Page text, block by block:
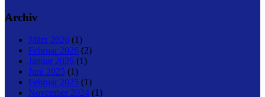
Archiv
März 2026 (1)
Februar 2026 (2)
Januar 2026 (1)
Juni 2025 (1)
Februar 2025 (1)
November 2024 (1)